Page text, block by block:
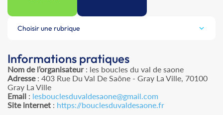
Choisir une rubrique
Informations pratiques
Nom de l’organisateur: les boucles du val de saone
Adresse: 403 Rue Du Val De Saône - Gray La Ville, 70100
Gray La Ville
Email : lesbouclesduvaldesaone@gmail.com
Site internet : https://bouclesduvaldesaone.fr